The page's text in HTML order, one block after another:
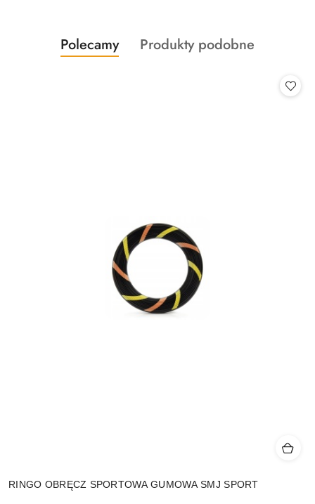
Pomiń karuzelę produktów
Produkty
o
Polecamy
Produkty
Produkty podobne
RINGO OBRĘCZ SPORTOWA GUMOWA SMJ SPORT